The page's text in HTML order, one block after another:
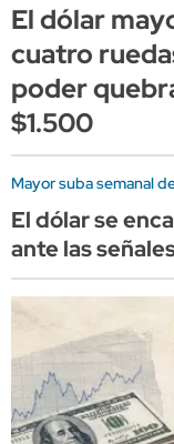
El dólar
cuatro
poder
$1.500
Mayor suba semanal
El dólar se
ante las